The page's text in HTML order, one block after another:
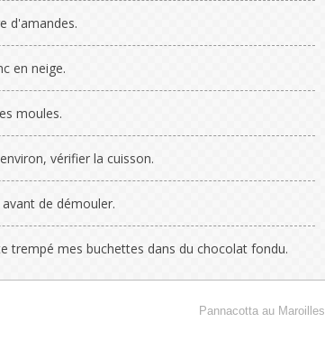
d'amandes.
en neige.
moules.
vérifier la cuisson.
de démouler.
trempé mes buchettes dans du chocolat fondu.
Pannacotta au Maroilles